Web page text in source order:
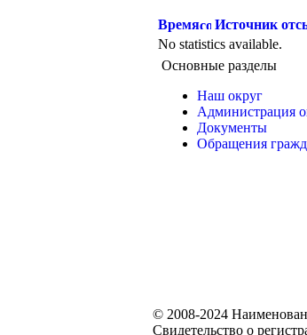
Время Источник
No statistics available.
Основные разделы
Наш округ
Администрация
Документы
Обращения
© 2008-2024
Свидетельство о